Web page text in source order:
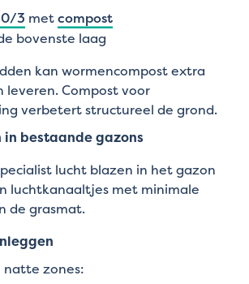
0/3 metcompost
bovenste laag
kan wormencompost extra
leveren. Compost voor
verbetert structureel de grond.
in bestaande gazons
lucht blazen in het gazon
luchtkanaaltjes met minimale
de grasmat.
natte zones: